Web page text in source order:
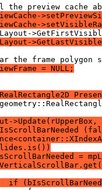
= NULL;
>Update(rUpperBox,
=
if